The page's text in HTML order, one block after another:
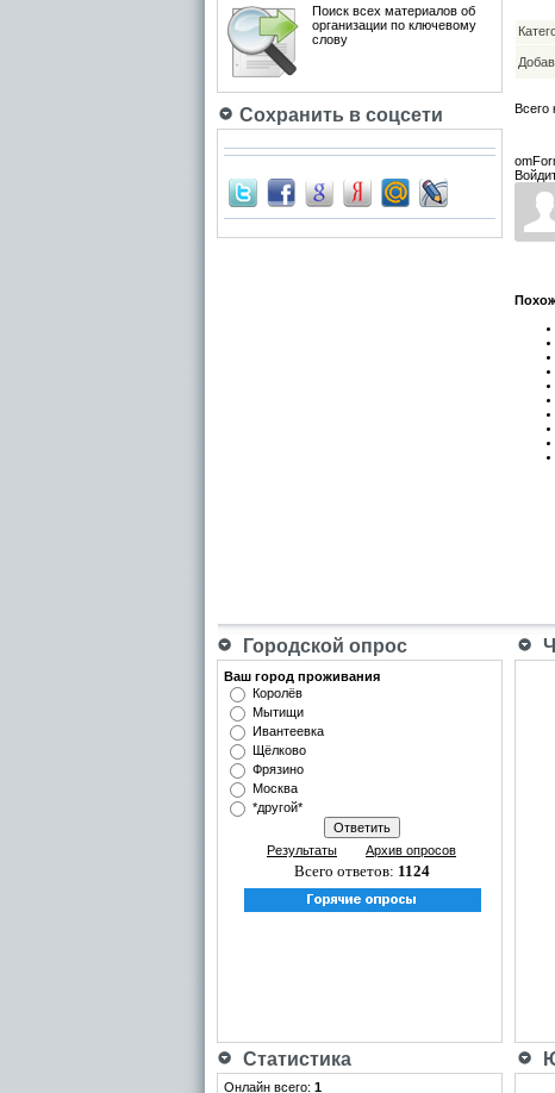
Поиск всех материалов об
организации по ключевому
слову
Сохранить в соцсети Всего
Городской опрос
Ваш город проживания
Королёв
Мытищи
Ивантеевка
Щёлково
Фрязино
Москва
*другой*
Результаты Архив опросов
Всего ответов: 1124
Статистика
Онлайн всего: 1